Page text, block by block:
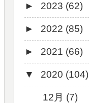
6月 (1)
8月 (1)
7月 (1)
5月 (2)
4月 (3)
3月 (1)
► 2023 (62)
9月 (1)
8月 (1)
7月 (8)
6月 (5)
► 2022 (85)
12月 (3)
10月 (1)
9月 (4)
► 2021 (66)
12月 (4)
11月 (8)
▼ 2020 (104)
12月 (7)